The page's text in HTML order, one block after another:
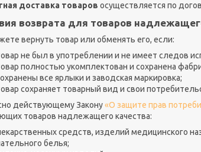
доставка товаров осуществляется по
возврата для товаров
вернуть товар или обменять его, если:
не был в употреблении и не имеет следов
полностью укомплектован и сохранена
все ярлыки и заводская маркировка;
сохраняет товарный вид и свои
действующему Закону«О защите прав
товаров надлежащего качества:
средств, изделий медицинского
белья;